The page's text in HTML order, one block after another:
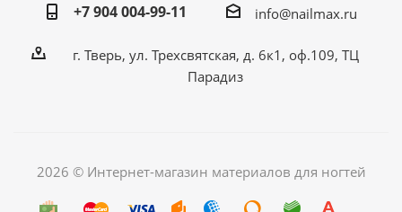
+7 904 004-99-11
info@nailmax.ru
г. Тверь, ул. Трехсвятская, д. 6к1, оф.109, ТЦ
Парадиз
2026 © Интернет-магазин материалов для ногтей